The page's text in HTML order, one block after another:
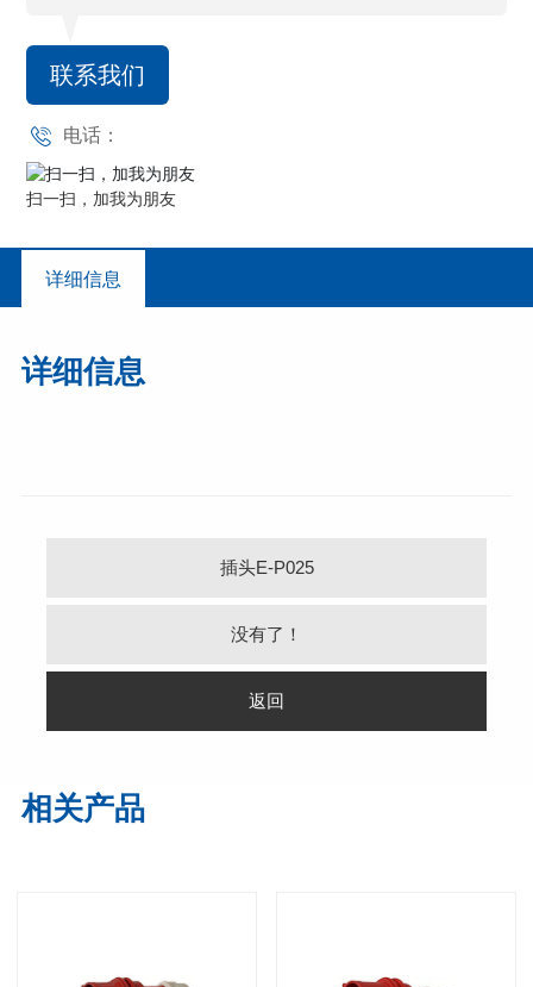
联系我们
电话：
扫一扫，加我为朋友
详细信息
详细信息
插头E-P025
没有了！
返回
相关产品